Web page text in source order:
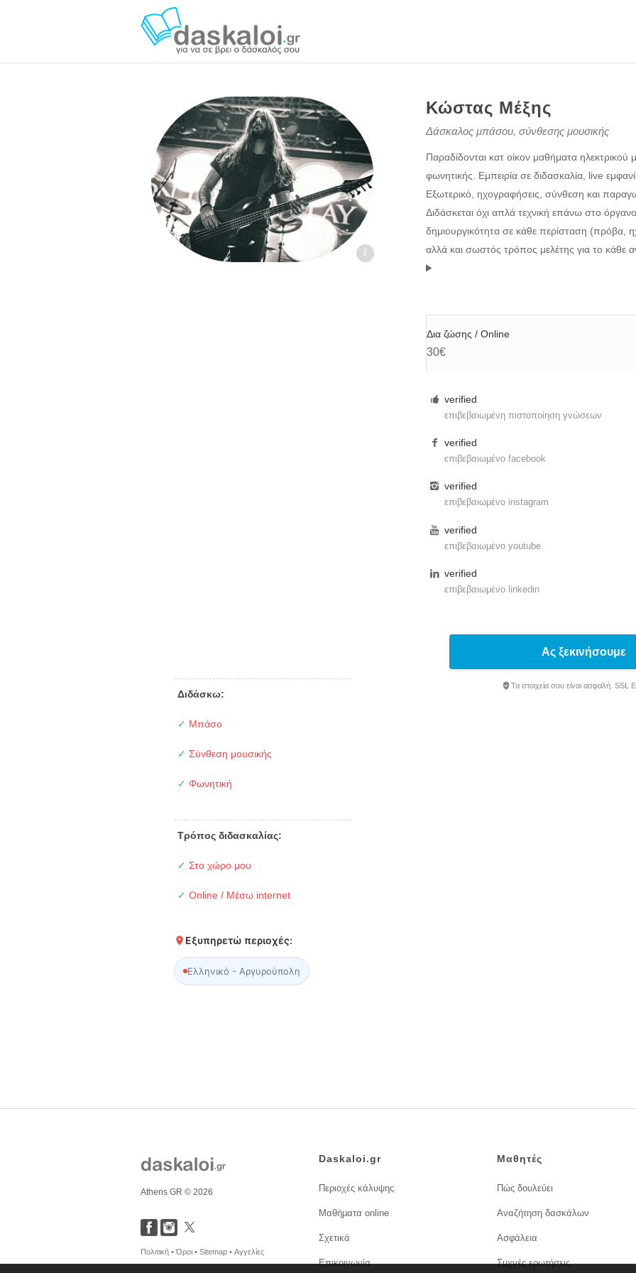
Κώστας Μέξης daskaloi.gr
Κώστας Μέξης
Δάσκαλος μπάσου, σύνθεσης μουσικής
Παραδίδονται κατ οίκον μαθήματα
φωνητικής. Εμπειρία σε διδασκαλία, live
Εξωτερικό, ηχογραφήσεις, σύνθεση και
Διδάσκεται όχι απλά τεχνική επάνω στο
δημιουργικότητα σε κάθε περίσταση (πρόβα,
αλλά και σωστός τρόπος μελέτης για το κάθε
Δια ζώσης / Online
30€
verified
επιβεβαιωμένη πιστοποίηση γνώσεων
verified
επιβεβαιωμένο facebook
verified
επιβεβαιωμένο instagram
verified
επιβεβαιωμένο youtube
verified
επιβεβαιωμένο linkedin
Διδάσκω:
✓ Μπάσο
✓ Σύνθεση μουσικής
✓ Φωνητική
Τρόπος διδασκαλίας:
✓ Στο χώρο μου
✓ Online / Μέσω internet
Εξυπηρετώ περιοχές:
Ελληνικό - Αργυρούπολη
Ας ξεκινήσουμε
Τα στοιχεία σου είναι ασφαλή. SSL
Athens GR © 2026
Πολιτική •Όροι • Sitemap • Αγγελίες
Daskaloi.gr
Περιοχές κάλυψης
Μαθήματα online
Σχετικά
Επικοινωνία
Μαθητές
Πώς δουλεύει
Αναζήτηση δασκάλων
Ασφάλεια
Συχνές ερωτήσεις